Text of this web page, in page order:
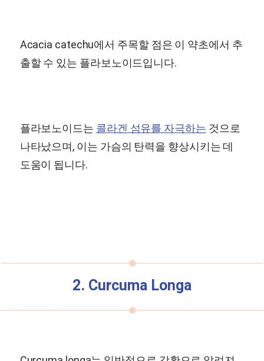
Acacia catechu에서 주목할 점은 이 약초에서 추
출할 수 있는 플라보노이드입니다.
플라보노이드는 콜라겐 섬유를 자극하는 것으로
나타났으며, 이는 가슴의 탄력을 향상시키는 데
도움이 됩니다.
2. Curcuma Longa